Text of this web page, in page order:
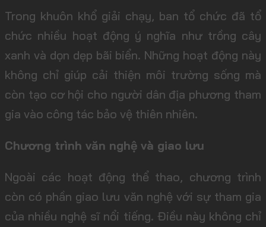
Trong khuôn khổ giải chạy, ban tổ chức đã tổ
chức nhiều hoạt động ý nghĩa như trồng cây
xanh và dọn dẹp bãi biển. Những hoạt động này
không chỉ giúp cải thiện môi trường sống mà
còn tạo cơ hội cho người dân địa phương tham
gia vào công tác bảo vệ thiên nhiên.
Chương trình văn nghệ và giao lưu
Ngoài các hoạt động thể thao, chương trình
còn có phần giao lưu văn nghệ với sự tham gia
của nhiều nghệ sĩ nổi tiếng. Điều này không chỉ